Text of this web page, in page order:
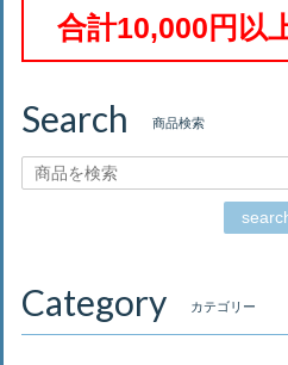
合計10,000円以
Search 商品検索
Category カテゴリー